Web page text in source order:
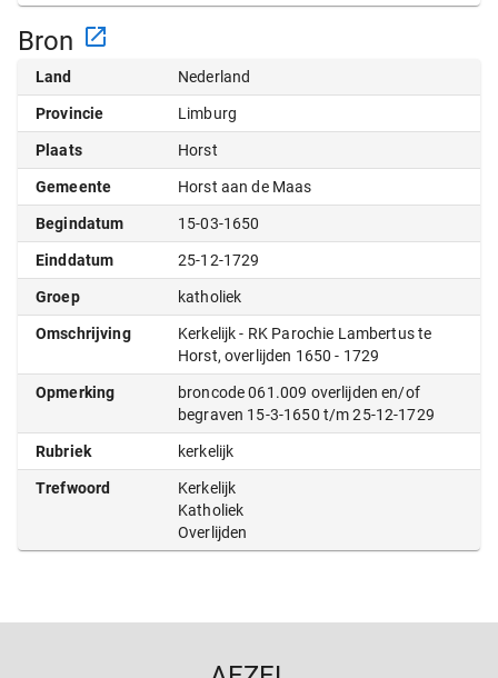
Bron
Land Nederland
Provincie Limburg
Plaats Horst
Gemeente Horst aan de Maas
Begindatum 15-03-1650
Einddatum 25-12-1729
Groep katholiek
Omschrijving
Kerkelijk - RK Parochie Lambertus te
Horst, overlijden 1650 - 1729
Opmerking
broncode 061.009 overlijden en/of
begraven 15-3-1650 t/m 25-12-1729
Rubriek kerkelijk
Trefwoord
Kerkelijk
Katholiek
Overlijden